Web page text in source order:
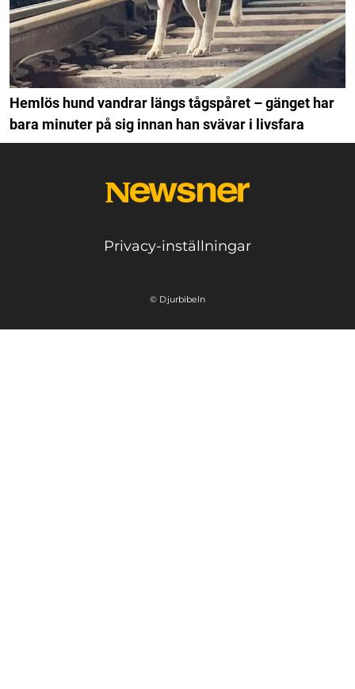
Hemlös hund vandrar längs tågspåret – gänget har
bara minuter på sig innan han svävar i livsfara
Privacy-inställningar
© Djurbibeln